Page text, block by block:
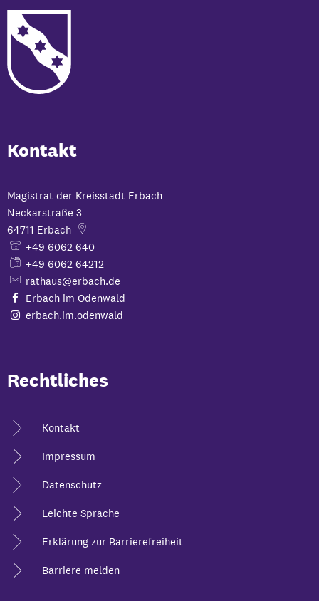
Kontakt
Magistrat der Kreisstadt Erbach
Neckarstraße 3
64711 Erbach
+49 6062 640
+49 6062 64212
rathaus@erbach.de
Erbach im Odenwald
erbach.im.odenwald
Rechtliches
Kontakt
Impressum
Datenschutz
Leichte Sprache
Erklärung zur Barrierefreiheit
Barriere melden